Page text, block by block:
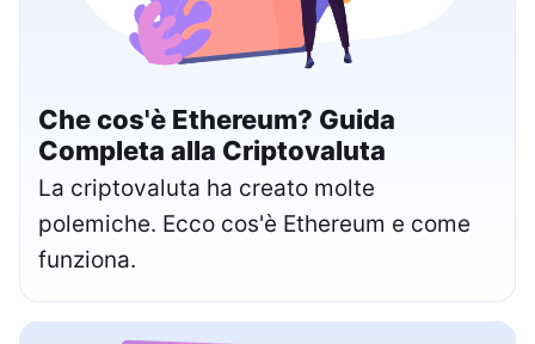
Che cos'è Ethereum? Guida
Completa alla Criptovaluta
La criptovaluta ha creato molte
polemiche. Ecco cos'è Ethereum e come
funziona.